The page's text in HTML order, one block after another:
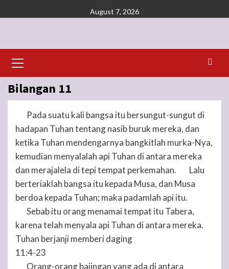
to
August 7, 2026
Menu
Bilangan 11
Pada suatu kali bangsa itu bersungut-sungut di
hadapan Tuhantentang nasib buruk mereka, dan
ketika Tuhan mendengarnya bangkitlah murka-Nya,
kemudian menyalalah apiTuhan di antara mereka
dan merajalela di tepi tempat perkemahan.
Lalu
berteriaklah bangsa itu kepada Musa, dan Musa
berdoa kepada Tuhan; maka padamlah api itu.
Sebab itu orang menamai tempat itu Tabera,
karena telah menyala apiTuhan di antara mereka.
Tuhan berjanji memberi daging
11:4-23
Orang-orang bajingan yang ada di antara